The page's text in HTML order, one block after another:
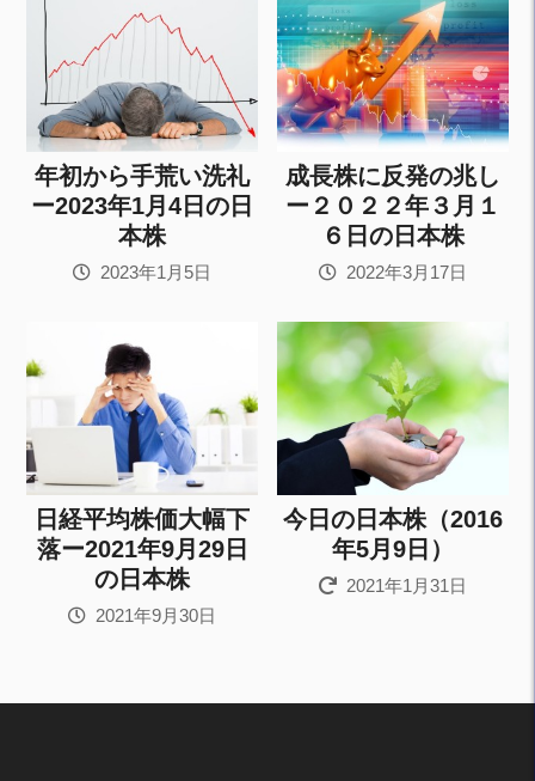
年初から手荒い洗礼
ー2023年1月4日の日
本株
2023年1月5日
成長株に反発の兆し
ー２０２２年３月１
６日の日本株
2022年3月17日
日経平均株価大幅下
落ー2021年9月29日
の日本株
2021年9月30日
今日の日本株（2016
年5月9日）
2021年1月31日